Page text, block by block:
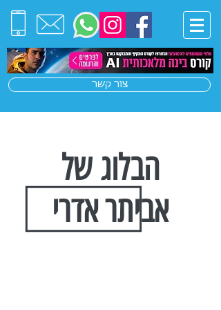
צור קשר
הבלוג של
אביתר אדרי